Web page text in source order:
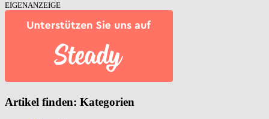
EIGENANZEIGE
Artikel finden: Kategorien